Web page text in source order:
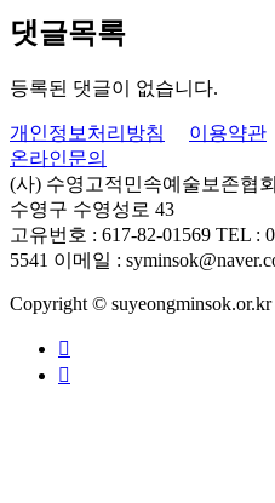
댓글목록
등록된 댓글이 없습니다.
개인정보처리방침 이용약관
온라인문의
(사) 수영고적민속예술보존협회
수영구 수영성로 43
고유번호 : 617-82-01569 TEL :
5541 이메일 :
Copyright ©